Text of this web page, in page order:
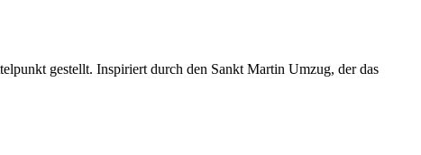
gestellt. Inspiriert durch den Sankt Martin Umzug, der das